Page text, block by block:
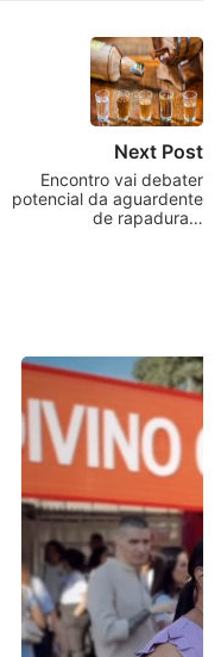
Next Post
Encontro vai debater
potencial da aguardente
de rapadura…